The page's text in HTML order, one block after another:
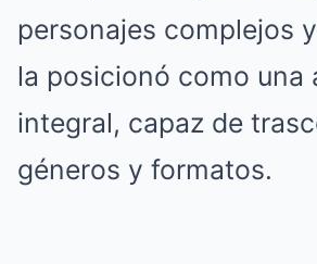
personajes complejos
la posicionó como una
integral, capaz de
géneros y formatos.